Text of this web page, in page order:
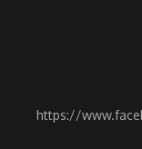
https://